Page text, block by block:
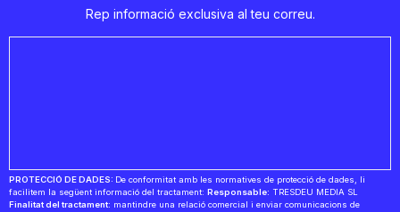
Rep informació exclusiva al teu correu.
PROTECCIÓ DE DADES: De conformitat amb les normatives de protecció de dades, li
facilitem la següent informació del tractament: Responsable: TRESDEU MEDIA SL
Finalitat del tractament: mantindre una relació comercial i enviar comunicacions de